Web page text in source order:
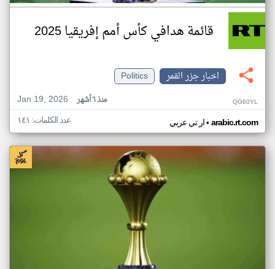
قائمة هدافي كأس أمم إفريقيا 2025
اخبار جزر القمر
Politics
Jan 19, 2026
منذ ٦ أشهر QG60YL
ار تي عربي• arabic.rt.com عدد الكلمات: ١٤١